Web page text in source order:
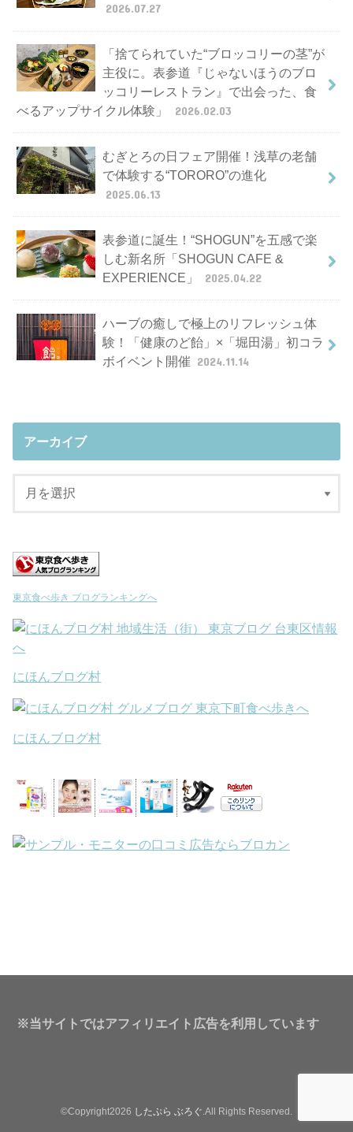
2026.07.27
「捨てられていた“ブロッコリーの茎”が
主役に。表参道『じゃないほうのブロ
ッコリーレストラン』で出会った、食
べるアップサイクル体験」
2026.02.03
むぎとろの日フェア開催！浅草の老舗
で体験する“TORORO”の進化
2025.06.13
表参道に誕生！“SHOGUN”を五感で楽
しむ新名所「SHOGUN CAFE &
EXPERIENCE」
2025.04.22
ハーブの癒しで極上のリフレッシュ体
験！「健康のど飴」×「堀田湯」初コラ
ボイベント開催 2024.11.14
アーカイブ
東京食べ歩き ブログランキングへ
にほんブログ村
にほんブログ村
※当サイトではアフィリエイト広告を利用しています
©Copyright2026 したぷら ぶろぐ .All Rights Reserved.